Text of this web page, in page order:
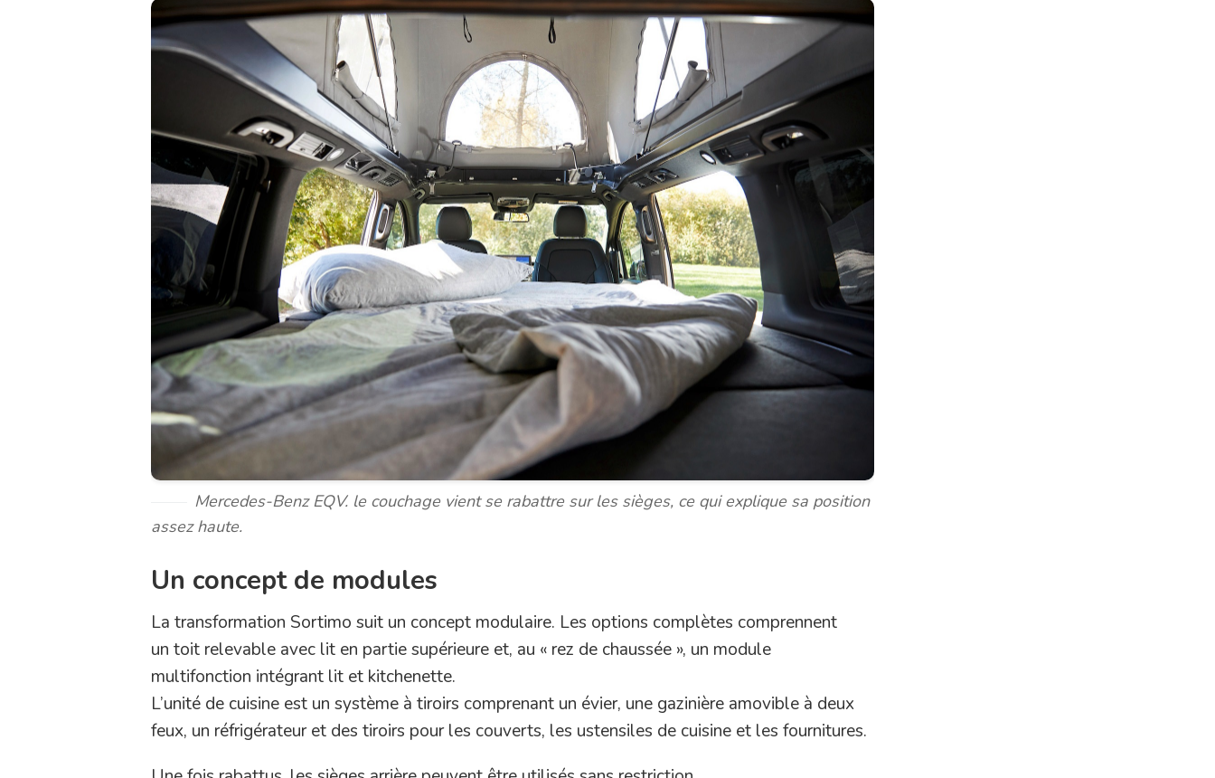
Mercedes-Benz EQV. le couchage vient se rabattre sur les sièges, ce qui explique sa position
assez haute.
Un concept de modules
La transformation Sortimo suit un concept modulaire. Les options complètes comprennent
un toit relevable avec lit en partie supérieure et, au « rez de chaussée », un module
multifonction intégrant lit et kitchenette.
L’unité de cuisine est un système à tiroirs comprenant un évier, une gazinière amovible à deux
feux, un réfrigérateur et des tiroirs pour les couverts, les ustensiles de cuisine et les fournitures.